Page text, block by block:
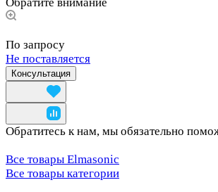
По запросу
Не поставляется
Консультация
Обратитесь к нам, мы обязательно
Все товары Elmasonic
Все товары категории